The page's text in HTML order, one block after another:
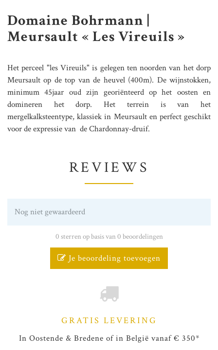
Domaine Bohrmann |
Meursault « Les Vireuils »
Het perceel "les Vireuils" is gelegen ten noorden van het dorp
Meursault op de top van de heuvel (400m). De wijnstokken,
minimum 45jaar oud zijn georiënteerd op het oosten en
domineren het dorp. Het terrein is van het
mergelkalksteentype, klassiek in Meursault en perfect geschikt
voor de expressie van de Chardonnay-druif.
REVIEWS
Nog niet gewaardeerd
0 sterren op basis van 0 beoordelingen
Je beoordeling toevoegen
GRATIS LEVERING
In Oostende & Bredene of in België vanaf € 350*